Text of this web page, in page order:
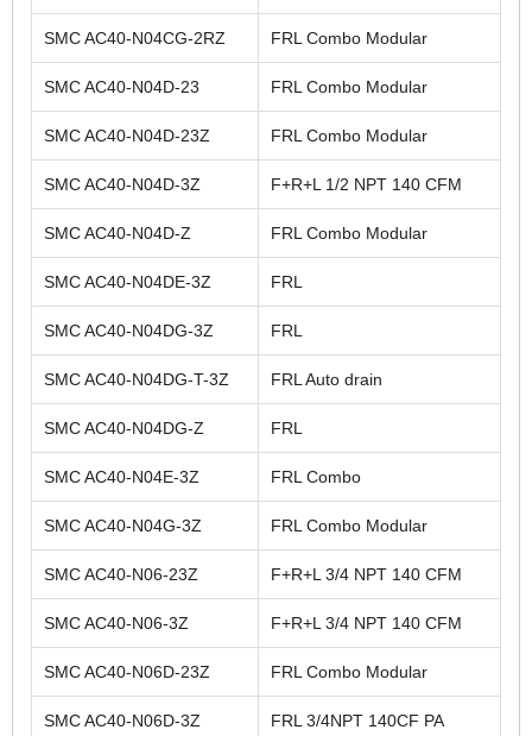
SMC AC40-N04CG-2RZ FRL Combo Modular
SMC AC40-N04D-23 FRL Combo Modular
SMC AC40-N04D-23Z FRL Combo Modular
SMC AC40-N04D-3Z F+R+L 1/2 NPT 140 CFM
SMC AC40-N04D-Z FRL Combo Modular
SMC AC40-N04DE-3Z FRL
SMC AC40-N04DG-3Z FRL
SMC AC40-N04DG-T-3Z FRL Auto drain
SMC AC40-N04DG-Z FRL
SMC AC40-N04E-3Z FRL Combo
SMC AC40-N04G-3Z FRL Combo Modular
SMC AC40-N06-23Z F+R+L 3/4 NPT 140 CFM
SMC AC40-N06-3Z F+R+L 3/4 NPT 140 CFM
SMC AC40-N06D-23Z FRL Combo Modular
SMC AC40-N06D-3Z FRL 3/4NPT 140CF PA